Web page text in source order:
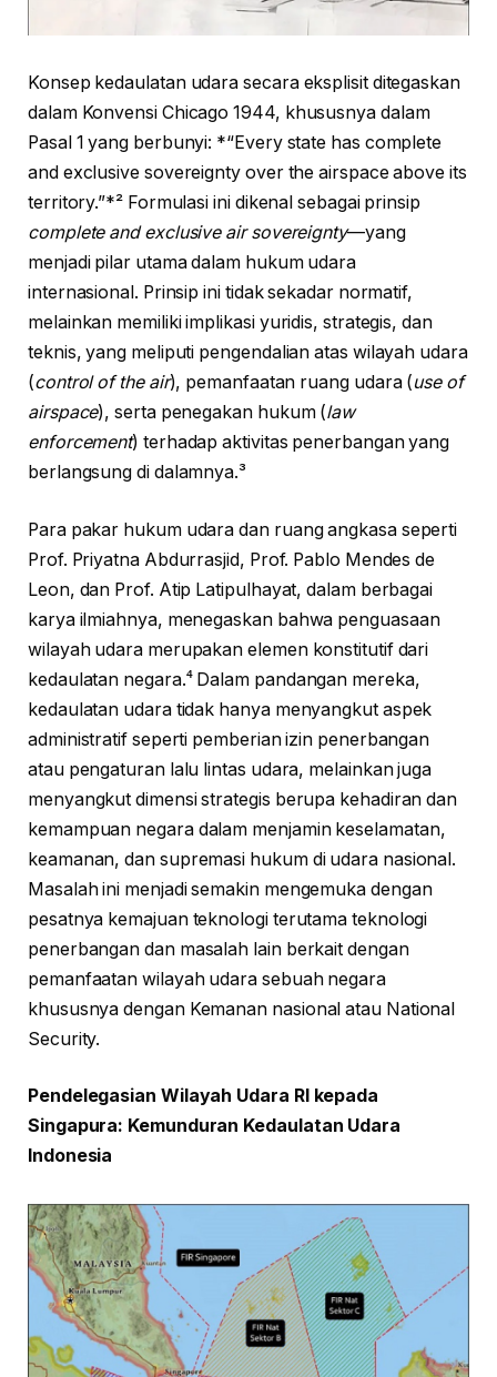
Konsep kedaulatan udara secara eksplisit ditegaskan
dalam Konvensi Chicago 1944, khususnya dalam
Pasal 1 yang berbunyi: *“Every state has complete
and exclusive sovereignty over the airspace above its
territory.”*² Formulasi ini dikenal sebagai prinsip
complete and exclusive air sovereignty—yang
menjadi pilar utama dalam hukum udara
internasional. Prinsip ini tidak sekadar normatif,
melainkan memiliki implikasi yuridis, strategis, dan
teknis, yang meliputi pengendalian atas wilayah udara
(control of the air), pemanfaatan ruang udara (use of
airspace), serta penegakan hukum (law
enforcement) terhadap aktivitas penerbangan yang
berlangsung di dalamnya.³
Para pakar hukum udara dan ruang angkasa seperti
Prof. Priyatna Abdurrasjid, Prof. Pablo Mendes de
Leon, dan Prof. Atip Latipulhayat, dalam berbagai
karya ilmiahnya, menegaskan bahwa penguasaan
wilayah udara merupakan elemen konstitutif dari
kedaulatan negara.⁴ Dalam pandangan mereka,
kedaulatan udara tidak hanya menyangkut aspek
administratif seperti pemberian izin penerbangan
atau pengaturan lalu lintas udara, melainkan juga
menyangkut dimensi strategis berupa kehadiran dan
kemampuan negara dalam menjamin keselamatan,
keamanan, dan supremasi hukum di udara nasional.
Masalah ini menjadi semakin mengemuka dengan
pesatnya kemajuan teknologi terutama teknologi
penerbangan dan masalah lain berkait dengan
pemanfaatan wilayah udara sebuah negara
khususnya dengan Kemanan nasional atau National
Security.
Pendelegasian Wilayah Udara RI kepada
Singapura: Kemunduran Kedaulatan Udara
Indonesia